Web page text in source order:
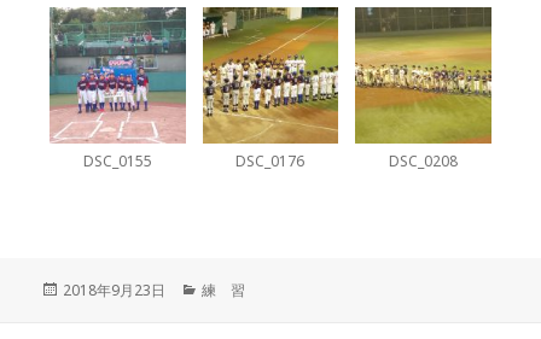
DSC_0155 DSC_0176 DSC_0208
投
2018年9月23日
カ
練 習